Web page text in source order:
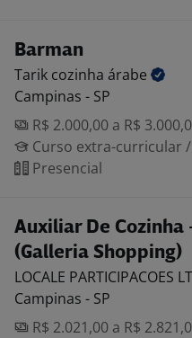
Barman
Tarik cozinha árabe
Campinas - SP
R$ 2.000,00 a R$
Curso extra-curricular
Presencial
Auxiliar De Cozinha
(Galleria Shopping)
LOCALE PARTICIPACOES
Campinas - SP
R$ 2.021,00 a R$